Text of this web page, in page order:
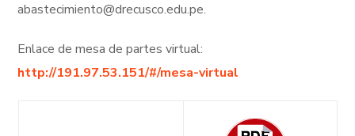
abastecimiento@drecusco.edu.pe.
Enlace de mesa de partes virtual:
http://191.97.53.151/#/mesa-virtual